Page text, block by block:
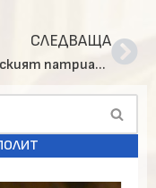
СЛЕДВАЩА
Българският патриарх Даниил отслужи панихида във Военния музей-костница на Централните софийски гробища